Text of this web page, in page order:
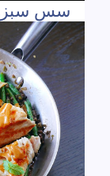
سس سبزی